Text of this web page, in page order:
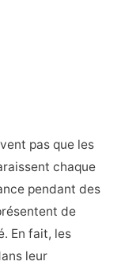
pas que les
chaque
pendant des
de
En fait, les
leur